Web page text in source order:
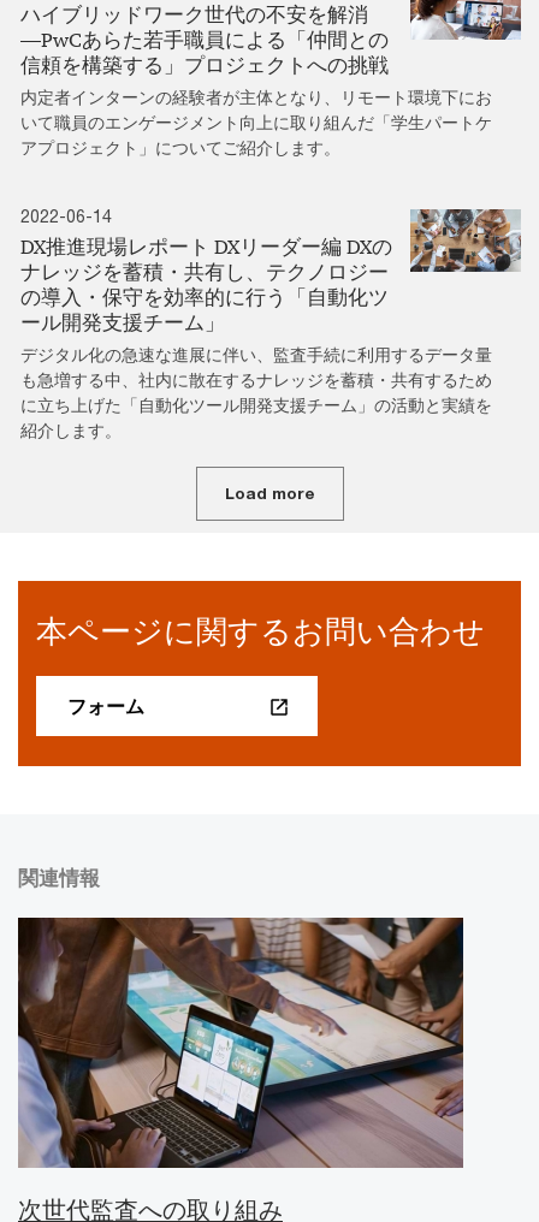
ハイブリッドワーク世代の不安を解消
―PwCあらた若手職員による「仲間との
信頼を構築する」プロジェクトへの挑戦
内定者インターンの経験者が主体となり、リモート環境下にお
いて職員のエンゲージメント向上に取り組んだ「学生パートケ
アプロジェクト」についてご紹介します。
2022-06-14
DX推進現場レポート DXリーダー編 DXの
ナレッジを蓄積・共有し、テクノロジー
の導入・保守を効率的に行う「自動化ツ
ール開発支援チーム」
デジタル化の急速な進展に伴い、監査手続に利用するデータ量
も急増する中、社内に散在するナレッジを蓄積・共有するため
に立ち上げた「自動化ツール開発支援チーム」の活動と実績を
紹介します。
Load more
本ページに関するお問い合わせ
フォーム
関連情報
次世代監査への取り組み